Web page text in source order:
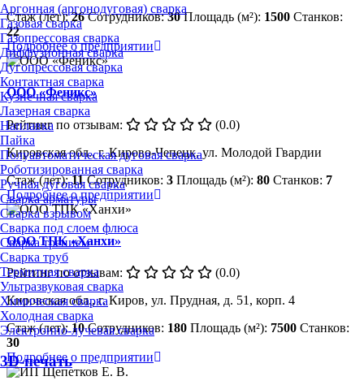
Аргонная (аргонодуговая) сварка
Газовая сварка
Газопрессовая сварка
Диффузионная сварка
Дугопрессовая сварка
Контактная сварка
Кузнечная сварка
Лазерная сварка
Наплавка
Пайка
Полуавтоматическая дуговая сварка
Роботизированная сварка
Ручная дуговая сварка
Сварка арматуры
Сварка взрывом
Сварка под слоем флюса
Сварка трением
Сварка труб
Термитная сварка
Ультразвуковая сварка
Химическая сварка
Холодная сварка
Электронно-лучевая сварка
3D-печать
Стаж (лет):26 Сотрудников:30 Площадь (м²): 1500 Станков:
22
Подробнее о предприятии
ООО «Феникс»
Рейтинг по отзывам:
(0.0)
Кировская обл., г. Кирово-Чепецк, ул. Молодой Гвардии
Стаж (лет):11 Сотрудников: 3 Площадь (м²): 80 Станков: 7
Подробнее о предприятии
ООО ТПК «Ханхи»
Рейтинг по отзывам:
(0.0)
Кировская обл., г. Киров, ул. Прудная, д. 51, корп. 4
Стаж (лет): 10 Сотрудников: 180 Площадь (м²): 7500 Станков:
30
Подробнее о предприятии